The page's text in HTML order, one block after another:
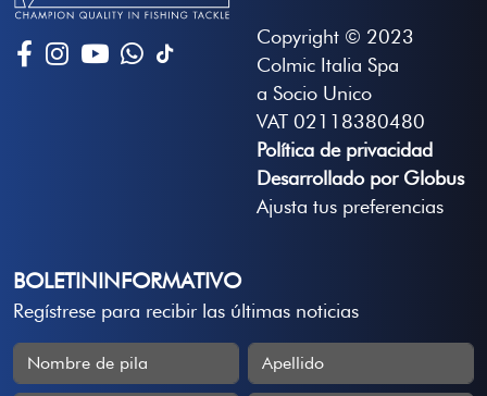
Copyright © 2023
Colmic Italia Spa
a Socio Unico
VAT 02118380480
Política de privacidad
Desarrollado por Globus
Ajusta tus preferencias
BOLETININFORMATIVO
Regístrese para recibir las últimas noticias